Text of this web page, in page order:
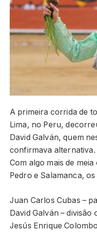
A primeira corrida de
Lima, no Peru,
David Galván, quem
confirmava alternativa.
Com algo mais de
Pedro e Salamanca,
Juan Carlos Cubas –
David Galván – divisão
Jesús Enrique